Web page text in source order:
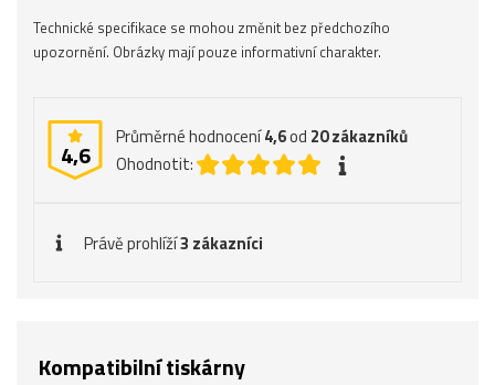
Technické specifikace se mohou změnit bez předchozího
upozornění. Obrázky mají pouze informativní charakter.
4,6
Průměrné hodnocení4,6od 20zákazníků
Ohodnotit:
Právě prohlíží3 zákazníci
Kompatibilní tiskárny